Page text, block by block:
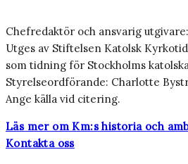
Chefredaktör och ansvarig
Utges av Stiftelsen Katolsk
som tidning för Stockholms
Styrelseordförande: Charlotte
Ange källa vid citering.
Läs mer om Km:s historia och
Kontakta oss